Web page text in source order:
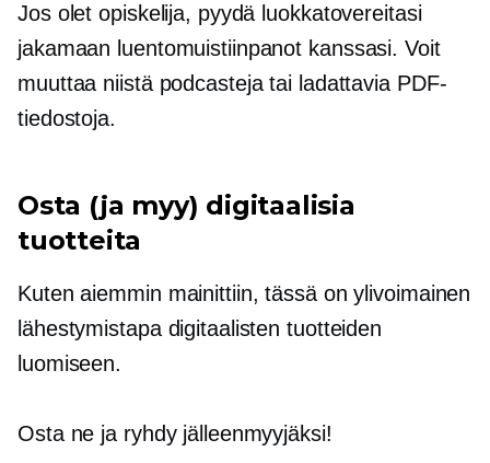
Jos olet opiskelija, pyydä luokkatovereitasi
jakamaan luentomuistiinpanot kanssasi. Voit
muuttaa niistä podcasteja tai ladattavia PDF-
tiedostoja.
Osta (ja myy) digitaalisia
tuotteita
Kuten aiemmin mainittiin, tässä on ylivoimainen
lähestymistapa digitaalisten tuotteiden
luomiseen.
Osta ne ja ryhdy jälleenmyyjäksi!